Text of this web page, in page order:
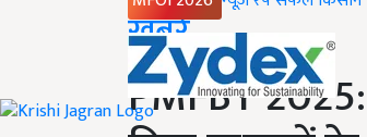
ख़बरें
PMFBY